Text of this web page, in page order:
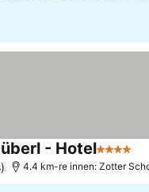
- Hotel4
4.4 km-re innen: Zotter